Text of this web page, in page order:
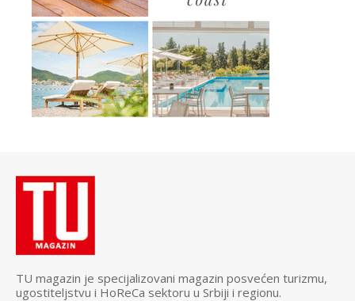
TU magazin je specijalizovani magazin posvećen turizmu,
ugostiteljstvu i HoReCa sektoru u Srbiji i regionu.